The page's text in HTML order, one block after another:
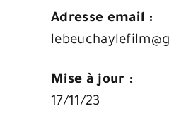
Adresse email :
Mise à jour :
17/11/23